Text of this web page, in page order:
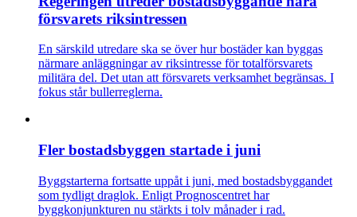
försvarets riksintressen
En särskild utredare ska se över hur bostäder kan byggas
närmare anläggningar av riksintresse för totalförsvarets
militära del. Det utan att försvarets verksamhet begränsas. I
fokus står bullerreglerna.
Fler bostadsbyggen startade i juni
Byggstarterna fortsatte uppåt i juni, med bostadsbyggandet
som tydligt draglok. Enligt Prognoscentret har
byggkonjunkturen nu stärkts i tolv månader i rad.